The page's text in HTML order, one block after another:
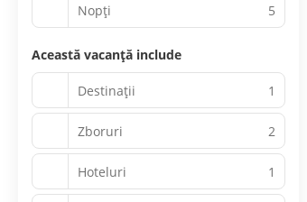
Nopţi 5
Această vacanță include
Destinații 1
Zboruri 2
Hoteluri 1